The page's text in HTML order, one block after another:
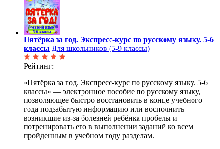
Пятёрка за год. Экспресс-курс по русскому языку. 5-6
классы Для школьников (5-9 классы)
Рейтинг:
«Пятёрка за год. Экспресс-курс по русскому языку. 5-6
классы» — электронное пособие по русскому языку,
позволяющее быстро восстановить в конце учебного
года подзабытую информацию или восполнить
возникшие из-за болезней ребёнка пробелы и
потренировать его в выполнении заданий ко всем
пройденным в учебном году разделам.